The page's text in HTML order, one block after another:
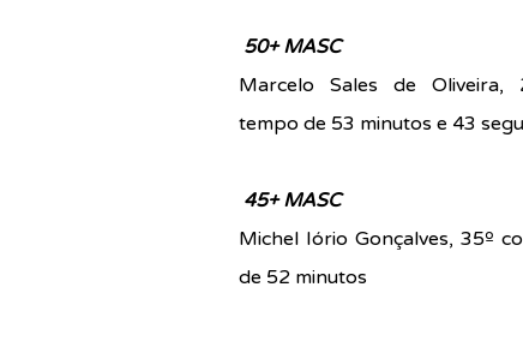
50+ MASC
Marcelo Sales de Oliveira,
tempo de 53 minutos e 43
45+ MASC
Michel Iório Gonçalves, 35º
de 52 minutos